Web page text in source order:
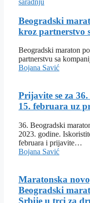
Beogradski
kroz partnerstvo
Beogradski maraton
partnerstvu sa
Bojana Savić
Prijavite se za
15. februara uz
36. Beogradski
2023. godine.
februara i prijavite…
Bojana Savić
Maratonska
Beogradski
Srbije u trci za